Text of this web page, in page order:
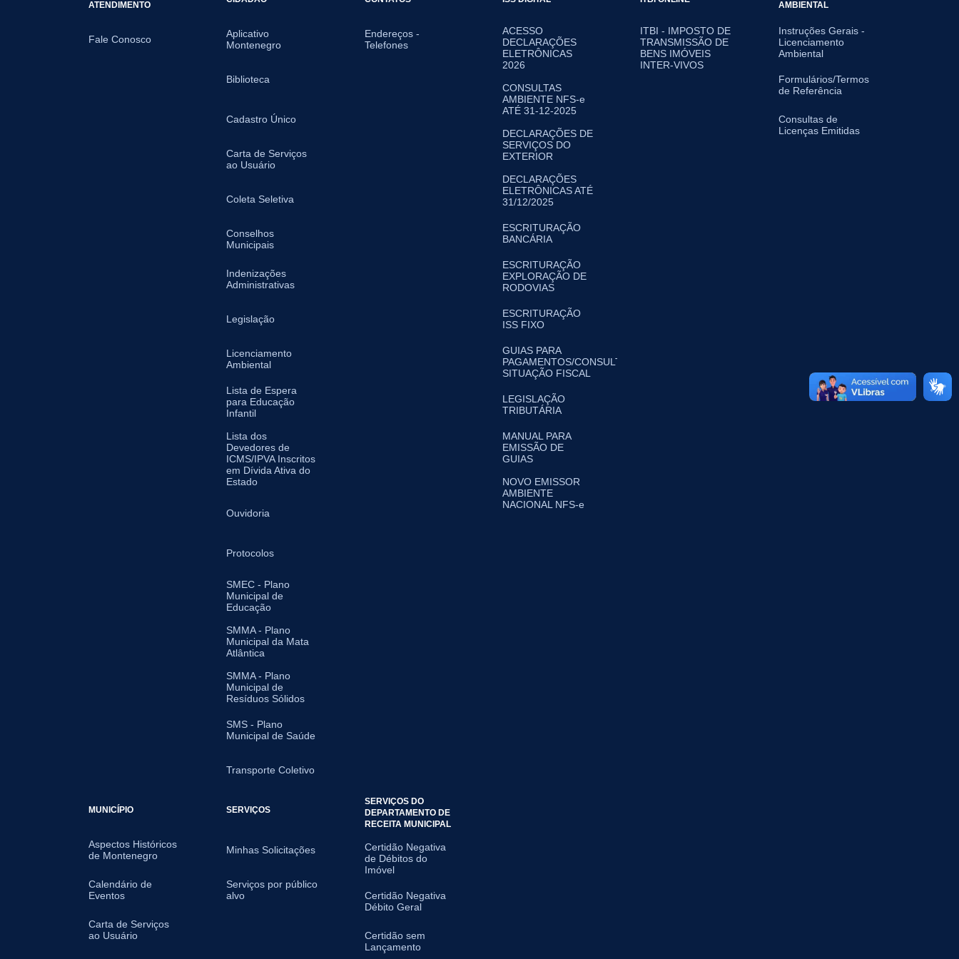
ATENDIMENTO
Fale Conosco
Aplicativo
Montenegro
Biblioteca
Cadastro Único
Carta de Serviços
ao Usuário
Coleta Seletiva
Conselhos
Municipais
Indenizações
Administrativas
Legislação
Licenciamento
Ambiental
Lista de Espera
para Educação
Infantil
Lista dos
Devedores de
ICMS/IPVA Inscritos
em Dívida Ativa do
Estado
Ouvidoria
Protocolos
SMEC - Plano
Municipal de
Educação
SMMA - Plano
Municipal da Mata
Atlântica
SMMA - Plano
Municipal de
Resíduos Sólidos
SMS - Plano
Municipal de Saúde
Transporte Coletivo
Endereços -
Telefones
ACESSO
DECLARAÇÕES
ELETRÔNICAS
2026
CONSULTAS
AMBIENTE NFS-e
ATÉ 31-12-2025
DECLARAÇÕES DE
SERVIÇOS DO
EXTERIOR
DECLARAÇÕES
ELETRÔNICAS ATÉ
31/12/2025
ESCRITURAÇÃO
BANCÁRIA
ESCRITURAÇÃO
EXPLORAÇÃO DE
RODOVIAS
ESCRITURAÇÃO
ISS FIXO
GUIAS PARA
PAGAMENTOS/CONSULTA
SITUAÇÃO FISCAL
LEGISLAÇÃO
TRIBUTÁRIA
MANUAL PARA
EMISSÃO DE
GUIAS
NOVO EMISSOR
AMBIENTE
NACIONAL NFS-e
ITBI - IMPOSTO DE
TRANSMISSÃO DE
BENS IMÓVEIS
INTER-VIVOS
AMBIENTAL
Instruções Gerais -
Licenciamento
Ambiental
Formulários/Termos
de Referência
Consultas de
Licenças Emitidas
MUNICÍPIO
Aspectos Históricos
de Montenegro
Calendário de
Eventos
Carta de Serviços
ao Usuário
SERVIÇOS
Minhas Solicitações
Serviços por público
alvo
SERVIÇOS DO
DEPARTAMENTO DE
RECEITA MUNICIPAL
Certidão Negativa
de Débitos do
Imóvel
Certidão Negativa
Débito Geral
Certidão sem
Lançamento